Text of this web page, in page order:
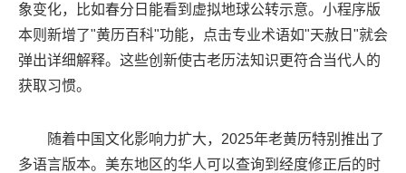
象变化，比如春分日能看到虚拟地球公转示意。小程序版
本则新增了"黄历百科"功能，点击专业术语如"天赦日"就会
弹出详细解释。这些创新使古老历法知识更符合当代人的
获取习惯。
随着中国文化影响力扩大，2025年老黄历特别推出了
多语言版本。美东地区的华人可以查询到经度修正后的时